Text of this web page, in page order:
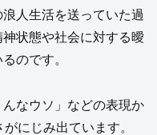
人生活を送っていた過
状態や社会に対する曖
のです。
んなウソ」などの表現か
にじみ出ています。